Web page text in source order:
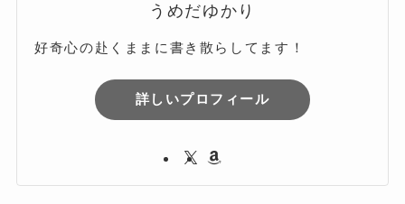
うめだゆかり
好奇心の赴くままに書き散らしてます！
詳しいプロフィール